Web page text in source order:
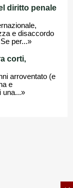
diritto penale
e disaccordo
per...»
corti,
arroventato (e
e
una...»